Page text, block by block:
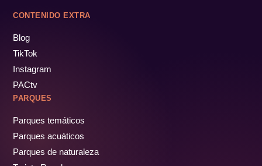
CONTENIDO EXTRA
Blog
TikTok
Instagram
PACtv
PARQUES
Parques temáticos
Parques acuáticos
Parques de naturaleza